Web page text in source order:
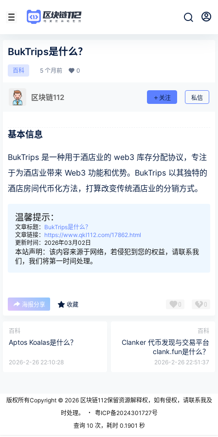
BukTrips是什么？
百科 5 个月前 0
区块链112 关注 私信
基本信息
BukTrips 是一种用于酒店业的 web3 库存分配协议，专注
于为酒店业带来 Web3 功能和优势。BukTrips 以其独特的
酒店房间代币化方法，打算改变传统酒店业的分销方式。
温馨提示：
文章标题： BukTrips是什么？
文章链接： https://www.qkl112.com/17862.html
更新时间：2026年03月02日
本站声明：该内容来源于网络，若侵犯到您的权益，请联系我
们，我们将第一时间处理。
海报分享 收藏 0 0
百科
Aptos Koalas是什么？
2026-2-26 22:10:28
百科
Clanker 代币发现与交易平台
clank.fun是什么？
2026-2-26 22:51:37
版权所有Copyright © 2026区块链112保留资源解释权，如有侵权，请联系我及
时处理。
・ 粤ICP备2024301727号
查询 10 次，耗时 0.1901 秒